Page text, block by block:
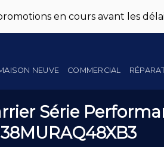
NEUVE COMMERCIAL
Série
38MURAQ48XB3
en cours avant les